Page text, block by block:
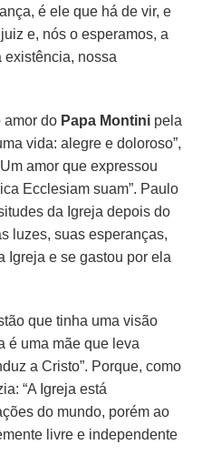
é ele que há de vir, e
e, nós o esperamos, a
existência, nossa
amor do Papa Montini pela
vida: alegre e doloroso”,
amor que expressou
Ecclesiam suam”. Paulo
da Igreja depois do
luzes, suas esperanças,
Igreja e se gastou por ela
que tinha uma visão
é uma mãe que leva
a Cristo”. Porque, como
“A Igreja está
do mundo, porém ao
livre e independente